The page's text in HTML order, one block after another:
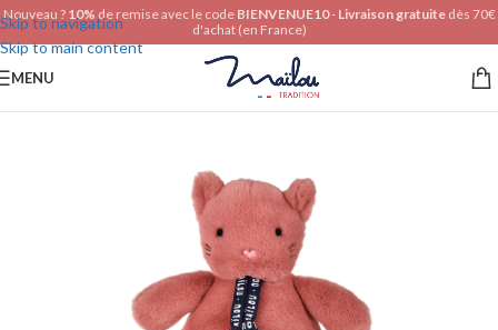
Skip to navigation
Skip to main content
Nouveau ? 10% de remise avec le code BIENVENUE10- Livraison gratuitedès 70€
d'achat (en France)
MENU